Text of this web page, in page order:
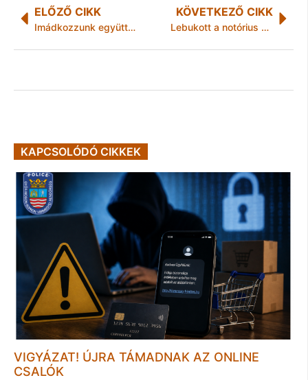
ELŐZŐ CIKK
Imádkozzunk együtt az áldozatokért a nemzet gyásznapján !
KÖVETKEZŐ CIKK
Lebukott a notórius kerékpár elkötő
KAPCSOLÓDÓ CIKKEK
VIGYÁZAT! ÚJRA TÁMADNAK AZ ONLINE
CSALÓK